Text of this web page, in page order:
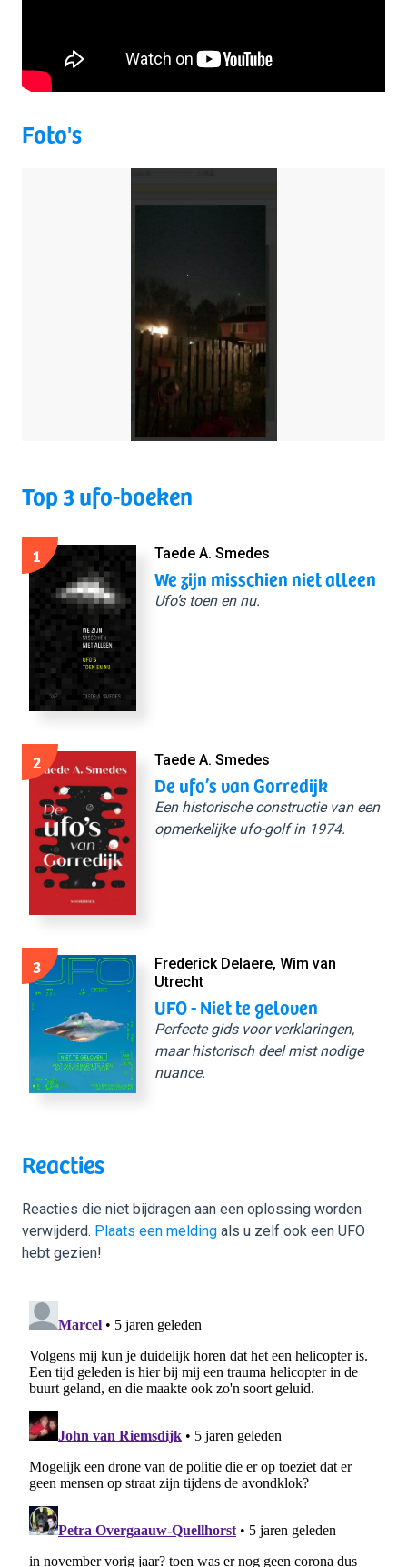
Foto's
Top 3 ufo-boeken
1 Taede A. Smedes
We zijn misschien niet alleen
Ufo’s toen en nu.
2 Taede A. Smedes
De ufo’s van Gorredijk
Een historische constructie van een
opmerkelijke ufo-golf in 1974.
3
Frederick Delaere, Wim van
Utrecht
UFO - Niet te geloven
Perfecte gids voor verklaringen,
maar historisch deel mist nodige
nuance.
Reacties
Reacties die niet bijdragen aan een oplossing worden
verwijderd. Plaats een melding als u zelf ook een UFO
hebt gezien!